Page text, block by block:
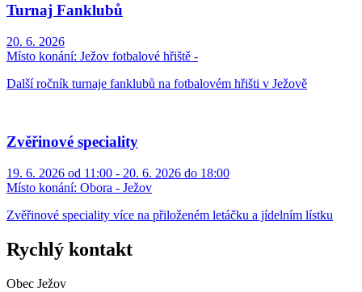
Turnaj Fanklubů
20. 6. 2026
Místo konání: Ježov fotbalové hřiště -
Další ročník turnaje fanklubů na fotbalovém hřišti v Ježově
Zvěřinové speciality
19. 6. 2026 od 11:00 - 20. 6. 2026 do 18:00
Místo konání: Obora - Ježov
Zvěřinové speciality více na přiloženém letáčku a jídelním lístku
Rychlý kontakt
Obec Ježov